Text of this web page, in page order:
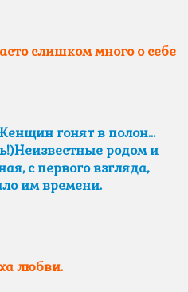
слишком много о себе
гонят в полон…
родом и
с первого взгляда,
им времени.
любви.